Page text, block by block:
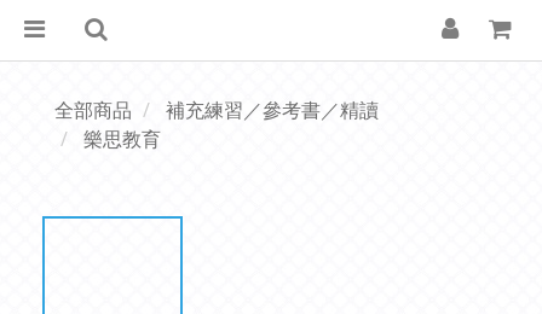
全部商品
補充練習／參考書／精讀
樂思教育